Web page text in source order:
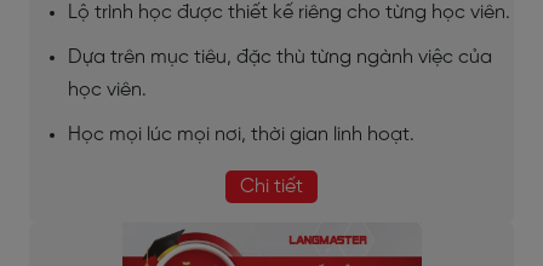
Lộ trình học được thiết kế riêng cho từng học viên.
Dựa trên mục tiêu, đặc thù từng ngành việc của
học viên.
Học mọi lúc mọi nơi, thời gian linh hoạt.
Chi tiết